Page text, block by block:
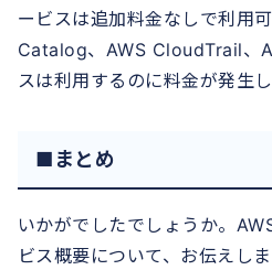
ービスは追加料金なしで利用
Catalog、AWS CloudTrail、
スは利用するのに料金が発生し
■まとめ
いかがでしたでしょうか。
ビス概要について、お伝えし